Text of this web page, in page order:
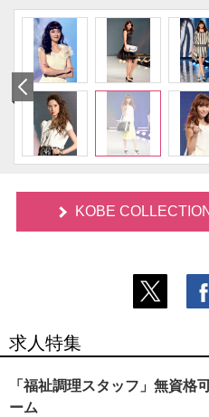
KOBE
求人特集
「福祉調理スタッフ」無資格
ーム